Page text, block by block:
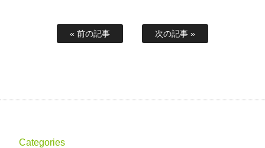
« 前の記事 次の記事 »
Categories